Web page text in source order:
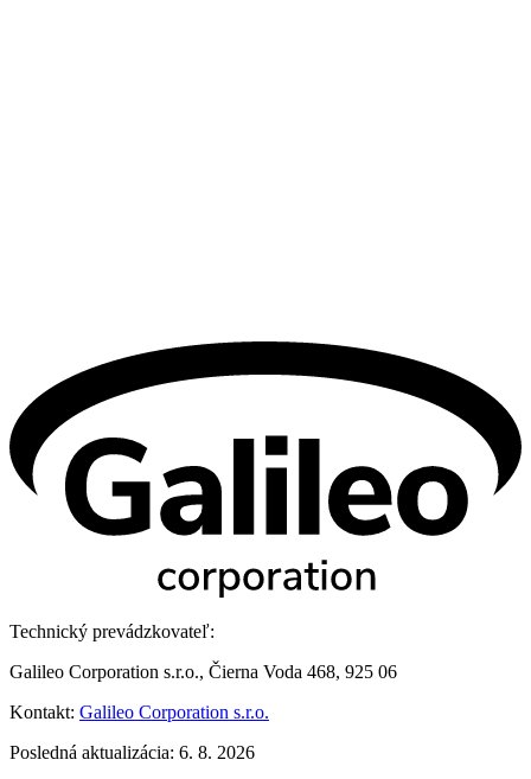
Technický prevádzkovateľ:
Galileo Corporation s.r.o., Čierna Voda 468, 925 06
Kontakt: Galileo Corporation s.r.o.
Posledná aktualizácia: 6. 8. 2026